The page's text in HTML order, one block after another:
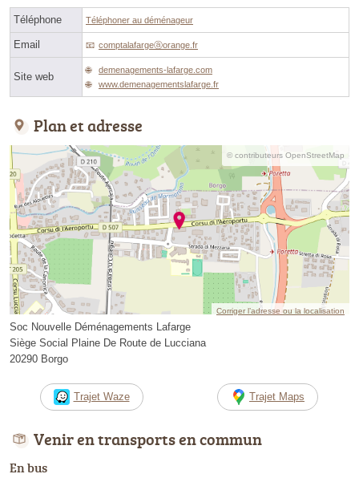
Téléphone Téléphoner au déménageur
Email comptalafargeⓐorange.fr
Site web
demenagements-lafarge.com
www.demenagementslafarge.fr
Plan et adresse
© contributeurs OpenStreetMap
Corriger l’adresse ou la localisation
Soc Nouvelle Déménagements Lafarge
Siège Social Plaine De Route de Lucciana
20290 Borgo
Trajet Waze Trajet Maps
Venir en transports en commun
En bus